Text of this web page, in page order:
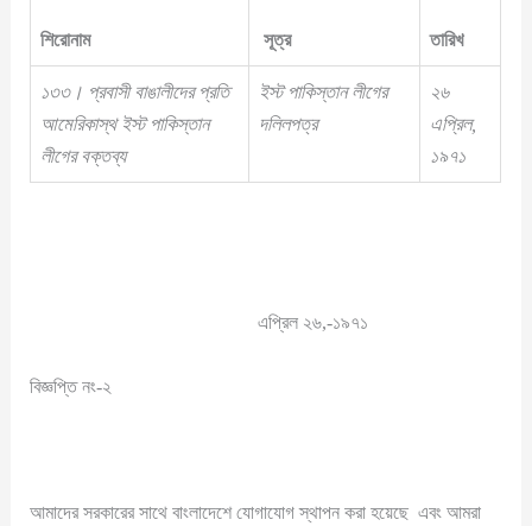
শিরোনাম সূত্র তারিখ
১৩৩। প্রবাসী বাঙালীদের প্রতি
আমেরিকাস্থ ইস্ট পাকিস্তান
লীগের বক্তব্য
ইস্ট পাকিস্তান লীগের
দলিলপত্র
২৬
এপ্রিল,
১৯৭১
এপ্রিল ২৬,-১৯৭১
বিজ্ঞপ্তি নং-২
আমাদের সরকারের সাথে বাংলাদেশে যোগাযোগ স্থাপন করা হয়েছে এবং আমরা